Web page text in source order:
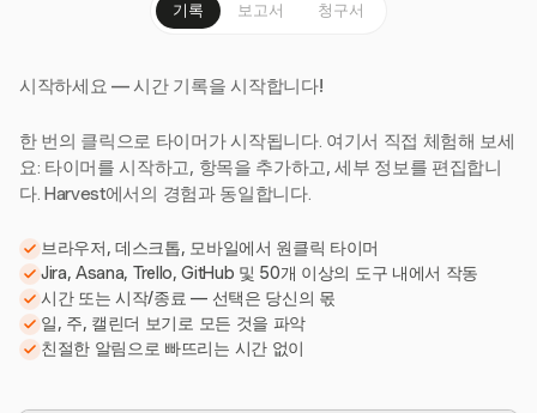
기록 보고서 청구서
시작하세요 — 시간 기록을 시작합니다!
한 번의 클릭으로 타이머가 시작됩니다. 여기서 직접 체험해 보세
요: 타이머를 시작하고, 항목을 추가하고, 세부 정보를 편집합니
다. Harvest에서의 경험과 동일합니다.
브라우저, 데스크톱, 모바일에서 원클릭 타이머
Jira, Asana, Trello, GitHub 및 50개 이상의 도구 내에서 작동
시간 또는 시작/종료 — 선택은 당신의 몫
일, 주, 캘린더 보기로 모든 것을 파악
친절한 알림으로 빠뜨리는 시간 없이